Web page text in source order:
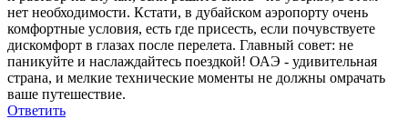
нет необходимости. Кстати, в дубайском аэропорту очень
комфортные условия, есть где присесть, если почувствуете
дискомфорт в глазах после перелета. Главный совет: не
паникуйте и наслаждайтесь поездкой! ОАЭ - удивительная
страна, и мелкие технические моменты не должны омрачать
ваше путешествие.
Ответить